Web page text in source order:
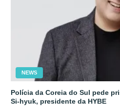
NEWS
Polícia da Coreia do Sul pede
Si-hyuk, presidente da HYBE